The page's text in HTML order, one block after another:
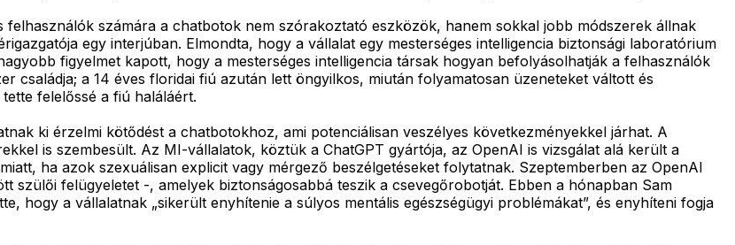
számára a chatbotok nem szórakoztató eszközök, hanem sokkal jobb módszerek állnak
egy interjúban. Elmondta, hogy a vállalat egy mesterséges intelligencia biztonsági laboratórium
figyelmet kapott, hogy a mesterséges intelligencia társak hogyan befolyásolhatják a felhasználók
családja; a 14 éves floridai fiú azután lett öngyilkos, miután folyamatosan üzeneteket váltott és
felelőssé a fiú haláláért.
ki érzelmi kötődést a chatbotokhoz, ami potenciálisan veszélyes következményekkel járhat. A
is szembesült. Az MI-vállalatok, köztük a ChatGPT gyártója, az OpenAI is vizsgálat alá került a
ha azok szexuálisan explicit vagy mérgező beszélgetéseket folytatnak. Szeptemberben az OpenAI
felügyeletet -, amelyek biztonságosabbá teszik a csevegőrobotját. Ebben a hónapban Sam
hogy a vállalatnak „sikerült enyhítenie a súlyos mentális egészségügyi problémákat”, és enyhíteni fogja